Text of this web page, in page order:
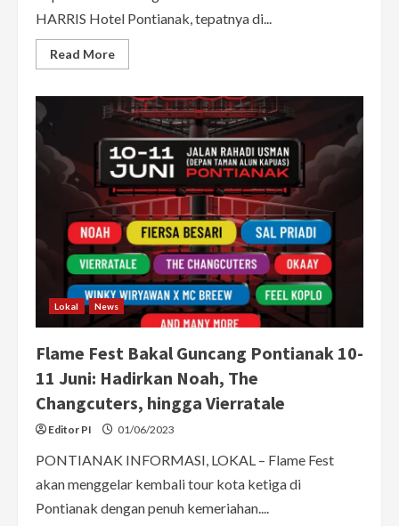
HARRIS Hotel Pontianak, tepatnya di...
Read MoreRead
more
and
Greet
Band
Repvblik
di
HARRIS
Pontianak
Lokal News
Flame Fest Bakal Guncang Pontianak 10-
11 Juni: Hadirkan Noah, The
Changcuters, hingga Vierratale
Editor PI 01/06/2023
PONTIANAK INFORMASI, LOKAL – Flame Fest
akan menggelar kembali tour kota ketiga di
Pontianak dengan penuh kemeriahan....